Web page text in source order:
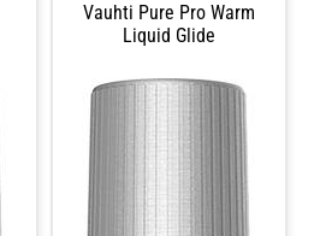
Vauhti Pure Pro Warm
Liquid Glide